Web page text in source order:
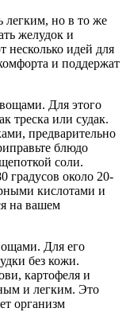
легким, но в то же
желудок и
несколько идей для
и поддержат
Для этого
треска или судак.
предварительно
блюдо
соли.
градусов около 20-
кислотами и
на вашем
Для его
без кожи.
картофеля и
и легким. Это
организм